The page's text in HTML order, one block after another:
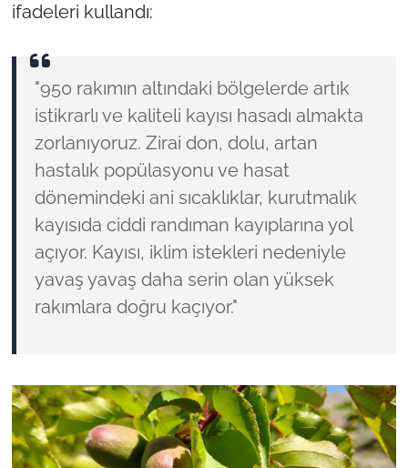
ifadeleri kullandı:
"950 rakımın altındaki bölgelerde artık
istikrarlı ve kaliteli kayısı hasadı almakta
zorlanıyoruz. Zirai don, dolu, artan
hastalık popülasyonu ve hasat
dönemindeki ani sıcaklıklar, kurutmalık
kayısıda ciddi randıman kayıplarına yol
açıyor. Kayısı, iklim istekleri nedeniyle
yavaş yavaş daha serin olan yüksek
rakımlara doğru kaçıyor."